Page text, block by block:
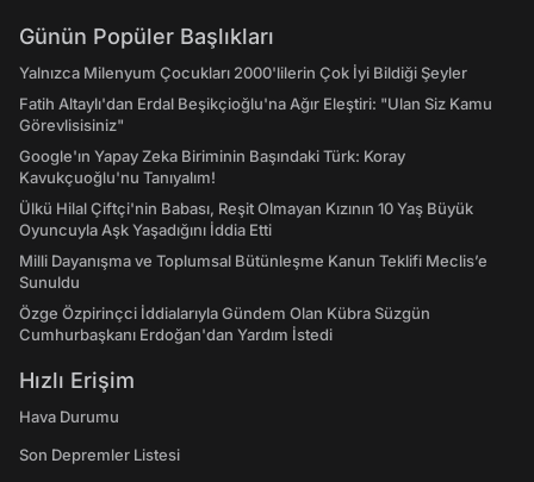
Günün Popüler Başlıkları
Yalnızca Milenyum Çocukları 2000'lilerin Çok İyi Bildiği Şeyler
Fatih Altaylı'dan Erdal Beşikçioğlu'na Ağır Eleştiri: "Ulan Siz Kamu
Görevlisisiniz"
Google'ın Yapay Zeka Biriminin Başındaki Türk: Koray
Kavukçuoğlu'nu Tanıyalım!
Ülkü Hilal Çiftçi'nin Babası, Reşit Olmayan Kızının 10 Yaş Büyük
Oyuncuyla Aşk Yaşadığını İddia Etti
Milli Dayanışma ve Toplumsal Bütünleşme Kanun Teklifi Meclis’e
Sunuldu
Özge Özpirinçci İddialarıyla Gündem Olan Kübra Süzgün
Cumhurbaşkanı Erdoğan'dan Yardım İstedi
Hızlı Erişim
Hava Durumu
Son Depremler Listesi